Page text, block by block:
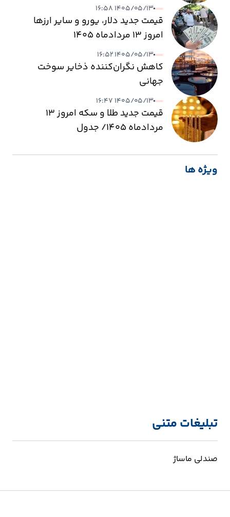
۱۴۰۵/۰۵/۱۳ ۱۶:۵۸
قیمت جدید دلار، یورو و سایر ارزها
امروز ۱۳ مردادماه ۱۴۰۵
۱۴۰۵/۰۵/۱۳ ۱۶:۵۲
کاهش نگران‌کننده ذخایر سوخت
جهانی
۱۴۰۵/۰۵/۱۳ ۱۶:۴۷
قیمت جدید طلا و سکه امروز ۱۳
مردادماه ۱۴۰۵/ جدول
ویژه ها
تبلیغات متنی
صندلی ماساژ